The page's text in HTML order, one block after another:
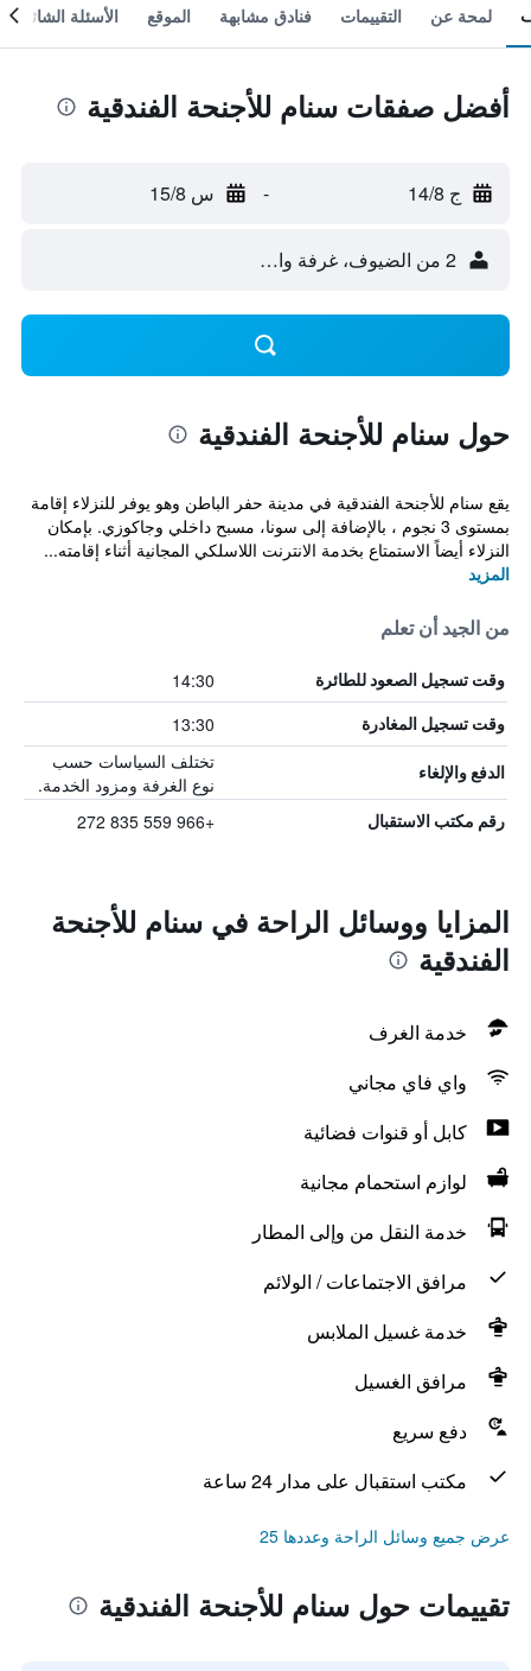
لمحة عن التقييمات فنادق مشابهة الموقع الأسئلة الشائعة
أفضل صفقات سنام للأجنحة الفندقية
ج 14/8 - س 15/8
2 من الضيوف، غرفة واحدة
حول سنام للأجنحة الفندقية
يقع سنام للأجنحة الفندقية في مدينة حفر الباطن وهو يوفر للنزلاء إقامة
بمستوى 3 نجوم ، بالإضافة إلى سونا، مسبح داخلي وجاكوزي. بإمكان
النزلاء أيضاً الاستمتاع بخدمة الانترنت اللاسلكي المجانية أثناء إقامته...
المزيد
من الجيد أن تعلم
وقت تسجيل الصعود للطائرة 14:30
وقت تسجيل المغادرة 13:30
الدفع والإلغاء
تختلف السياسات حسب
نوع الغرفة ومزود الخدمة.
رقم مكتب الاستقبال +966 559 835 272
المزايا ووسائل الراحة في سنام للأجنحة
الفندقية
خدمة الغرف
واي فاي مجاني
كابل أو قنوات فضائية
لوازم استحمام مجانية
خدمة النقل من وإلى المطار
مرافق الاجتماعات / الولائم
خدمة غسيل الملابس
مرافق الغسيل
دفع سريع
مكتب استقبال على مدار 24 ساعة
عرض جميع وسائل الراحة وعددها 25
تقييمات حول سنام للأجنحة الفندقية